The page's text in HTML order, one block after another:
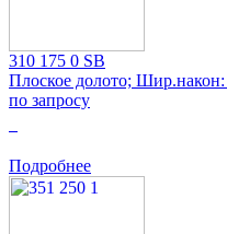
310 175 0 SB
Плоское долото;
по запросу
Подробнее